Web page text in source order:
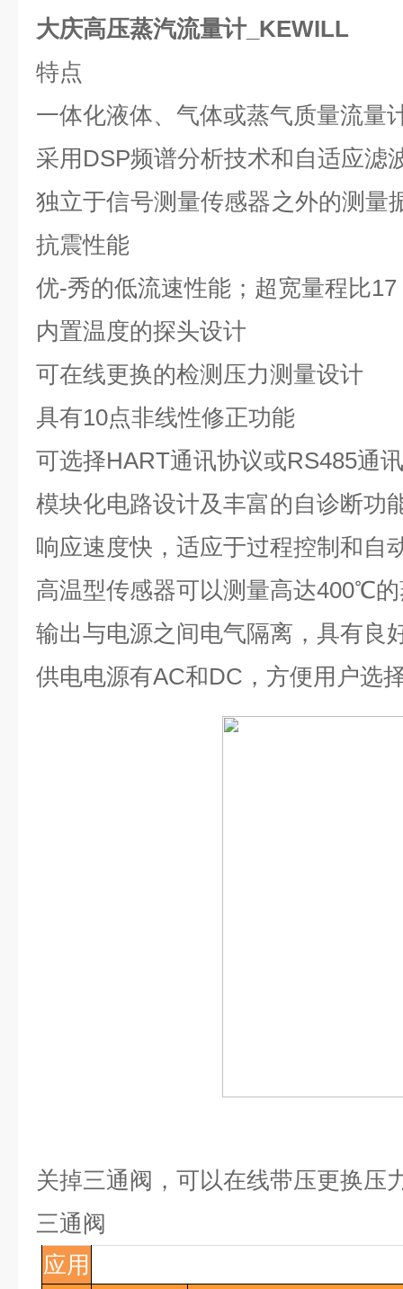
大庆高压蒸汽流量计_KEWILL
特点
一体化液体、气体或蒸气质量流量
采用 DSP频谱分析技术和自适应滤
独立于信号测量传感器之外的测量
抗震性能
优-秀的低流速性能；超宽量程比17
内置温度的探头设计
可在线更换的检测压力测量设计
具有10点非线性修正功能
可选择HART通讯协议或RS485通
模块化电路设计及丰富的自诊断功
响应速度快，适应于过程控制和自
高温型传感器可以测量高达400℃
输出与电源之间电气隔离，具有良
供电电源有AC和DC ，方便用户选
关掉三通阀，可以在线带压更换压
三通阀
应用